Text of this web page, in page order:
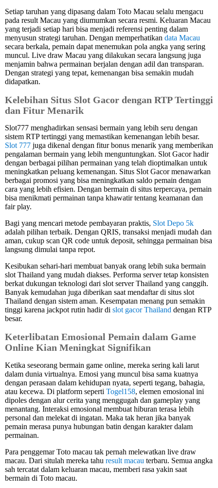
Setiap taruhan yang dipasang dalam Toto Macau selalu mengacu
pada result Macau yang diumumkan secara resmi. Keluaran Macau
yang terjadi setiap hari bisa menjadi referensi penting dalam
menyusun strategi taruhan. Dengan memperhatikan data Macau
secara berkala, pemain dapat menemukan pola angka yang sering
muncul. Live draw Macau yang dilakukan secara langsung juga
menjamin bahwa permainan berjalan dengan adil dan transparan.
Dengan strategi yang tepat, kemenangan bisa semakin mudah
didapatkan.
Kelebihan Situs Slot Gacor dengan RTP Tertinggi
dan Fitur Menarik
Slot777 menghadirkan sensasi bermain yang lebih seru dengan
sistem RTP tertinggi yang memastikan kemenangan lebih besar.
Slot 777 juga dikenal dengan fitur bonus menarik yang memberikan
pengalaman bermain yang lebih menguntungkan. Slot Gacor hadir
dengan berbagai pilihan permainan yang telah dioptimalkan untuk
meningkatkan peluang kemenangan. Situs Slot Gacor menawarkan
berbagai promosi yang bisa meningkatkan saldo pemain dengan
cara yang lebih efisien. Dengan bermain di situs terpercaya, pemain
bisa menikmati permainan tanpa khawatir tentang keamanan dan
fair play.
Bagi yang mencari metode pembayaran praktis, Slot Depo 5k
adalah pilihan terbaik. Dengan QRIS, transaksi menjadi mudah dan
aman, cukup scan QR code untuk deposit, sehingga permainan bisa
langsung dimulai tanpa repot.
Kesibukan sehari-hari membuat banyak orang lebih suka bermain
slot Thailand yang mudah diakses. Performa server tetap konsisten
berkat dukungan teknologi dari slot server Thailand yang canggih.
Banyak kemudahan juga diberikan saat mendaftar di situs slot
Thailand dengan sistem aman. Kesempatan menang pun semakin
tinggi karena jackpot rutin hadir di slot gacor Thailand dengan RTP
besar.
Keterlibatan Emosional Pemain dalam Game
Online Kian Meningkat Signifikan
Ketika seseorang bermain game online, mereka sering kali larut
dalam dunia virtualnya. Emosi yang muncul bisa sama kuatnya
dengan perasaan dalam kehidupan nyata, seperti tegang, bahagia,
atau kecewa. Di platform seperti Togel158, elemen emosional ini
dipoles dengan alur cerita yang menggugah dan gameplay yang
menantang. Interaksi emosional membuat hiburan terasa lebih
personal dan melekat di ingatan. Maka tak heran jika banyak
pemain merasa punya hubungan batin dengan karakter dalam
permainan.
Para penggemar Toto macau tak pernah melewatkan live draw
macau. Dari situlah mereka tahu result macau terbaru. Semua angka
sah tercatat dalam keluaran macau, memberi rasa yakin saat
bermain di Toto macau.